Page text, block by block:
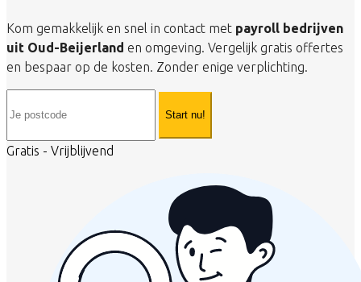
Kom gemakkelijk en snel in contact met payroll bedrijven
uit Oud-Beijerland en omgeving. Vergelijk gratis offertes
en bespaar op de kosten. Zonder enige verplichting.
Start nu!
Gratis - Vrijblijvend